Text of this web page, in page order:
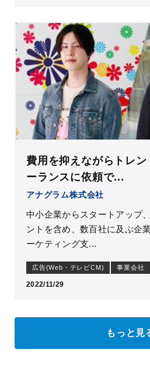
費用を抑えながらトレン
ーランスに依頼で...
アナグラム株式会社
中小企業からスタートアップ
ントを含め、数百社に及ぶ企
ーケティング支...
広告(Web・テレビCM) 事業会社
2022/11/29
もっと見